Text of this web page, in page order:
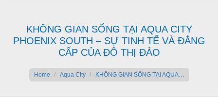
KHÔNG GIAN SỐNG TẠI AQUA CITY
PHOENIX SOUTH – SỰ TINH TẾ VÀ ĐẲNG
CẤP CỦA ĐÔ THỊ ĐẢO
Home Aqua City KHÔNG GIAN SỐNG TẠI AQUA…